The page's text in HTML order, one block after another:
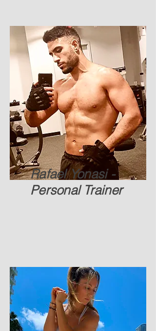
Rafael Yonasi -
Personal Trainer